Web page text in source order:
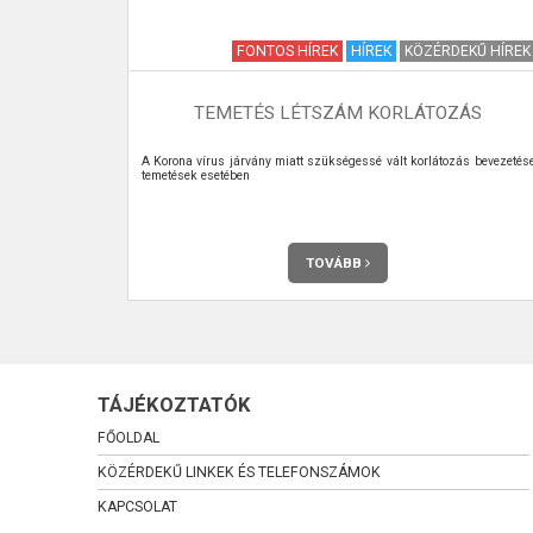
FONTOS HÍREK HÍREK KÖZÉRDEKŰ HÍREK
TEMETÉS LÉTSZÁM KORLÁTOZÁS
A Korona vírus járvány miatt szükségessé vált korlátozás
temetések esetében
TOVÁBB
TÁJÉKOZTATÓK
FŐOLDAL
KÖZÉRDEKŰ LINKEK ÉS TELEFONSZÁMOK
KAPCSOLAT